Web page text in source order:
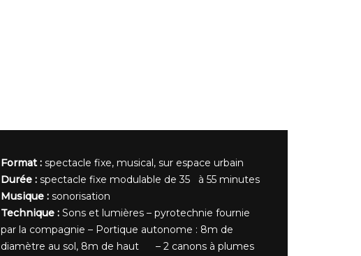
Format : spectacle fixe, musical, sur espace urbain
Durée : spectacle fixe modulable de 35 à 55 minutes
Musique :sonorisation
Technique :Sons et lumières – pyrotechnie fournie
par la compagnie – Portique autonome : 8m de
diamètre au sol, 8m de haut – 2 canons à plumes